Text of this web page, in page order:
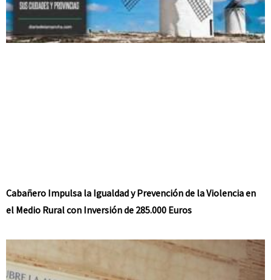
Cabañero Impulsa la Igualdad y Prevención de la Violencia en
el Medio Rural con Inversión de 285.000 Euros